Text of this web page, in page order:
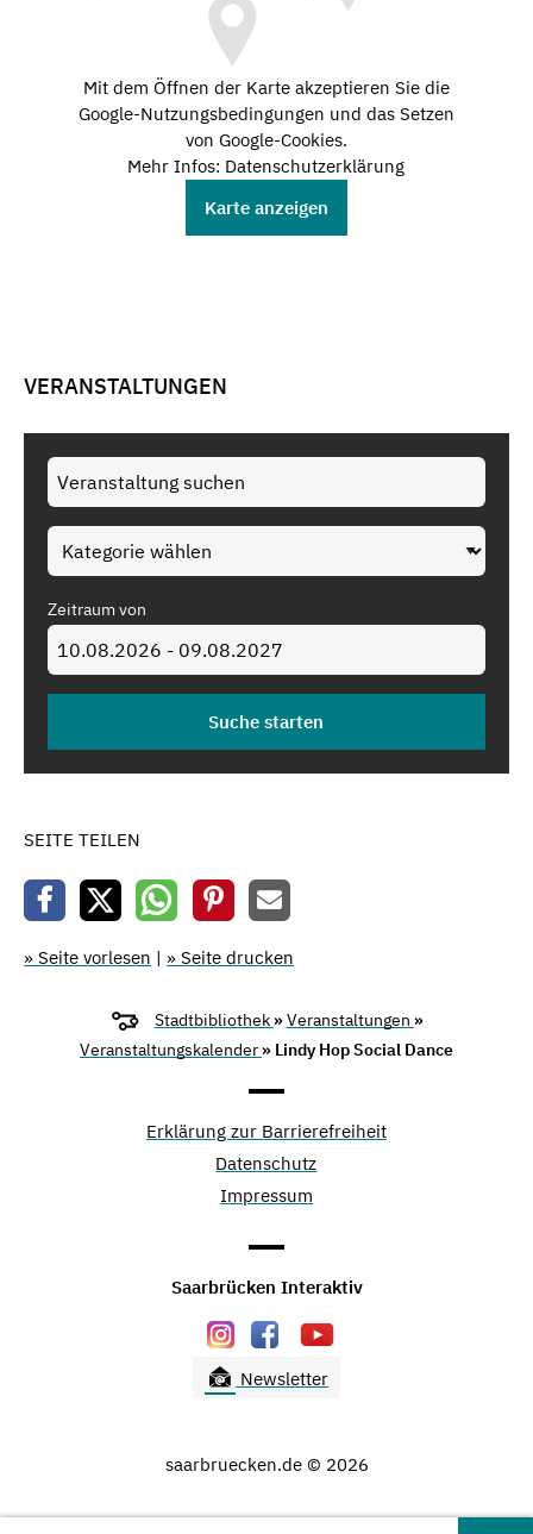
Mit dem Öffnen der Karte akzeptieren Sie die
Google-Nutzungsbedingungen und das Setzen
von Google-Cookies.
Mehr Infos: Datenschutzerklärung
Karte anzeigen
VERANSTALTUNGEN
Zeitraum von
SEITE TEILEN
» Seite vorlesen | » Seite drucken
Stadtbibliothek »Veranstaltungen »
Veranstaltungskalender » Lindy Hop Social Dance
Erklärung zur Barrierefreiheit
Datenschutz
Impressum
Saarbrücken Interaktiv
Newsletter
saarbruecken.de © 2026